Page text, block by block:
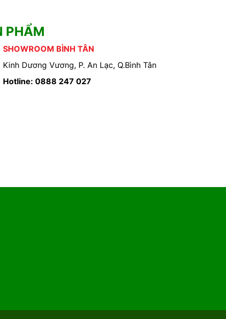
PHẨM
SHOWROOM BÌNH TÂN
Kinh Dương Vương, P. An Lạc, Q.Bình Tân
Hotline: 0888 247 027